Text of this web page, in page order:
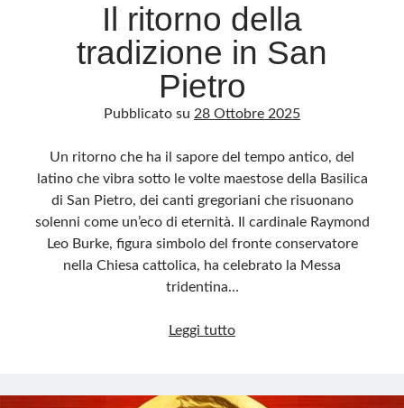
Il ritorno della
tradizione in San
Pietro
Pubblicato su 28 Ottobre 2025
Un ritorno che ha il sapore del tempo antico, del
latino che vibra sotto le volte maestose della Basilica
di San Pietro, dei canti gregoriani che risuonano
solenni come un’eco di eternità. Il cardinale Raymond
Leo Burke, figura simbolo del fronte conservatore
nella Chiesa cattolica, ha celebrato la Messa
tridentina…
Leggi tuttoIl
tradizione